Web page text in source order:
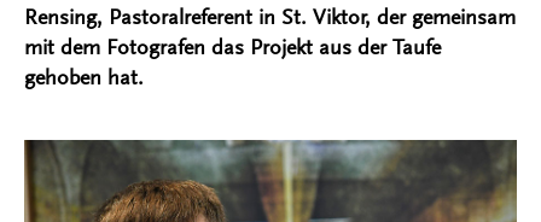
Rensing, Pastoralreferent in St. Viktor, der gemeinsam
mit dem Fotografen das Projekt aus der Taufe
gehoben hat.